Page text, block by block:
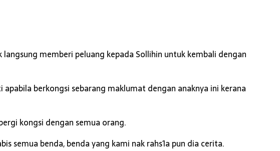
memberi peluang kepada Sollihin untuk kembali dengan
berkongsi sebarang maklumat dengan anaknya ini kerana
kongsi dengan semua orang.
semua benda, benda yang kami nak rahs1a pun dia cerita.